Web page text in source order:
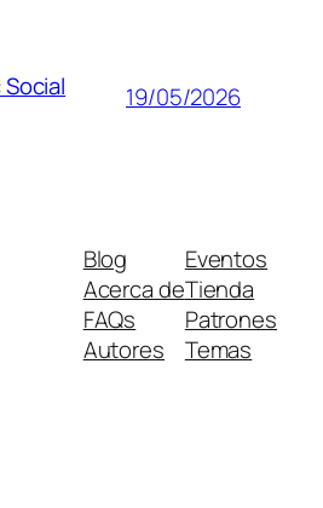
19/05/2026
Blog
Acerca de
FAQs
Autores
Eventos
Tienda
Patrones
Temas